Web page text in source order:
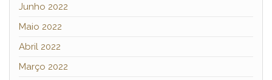
Junho 2022
Maio 2022
Abril 2022
Março 2022